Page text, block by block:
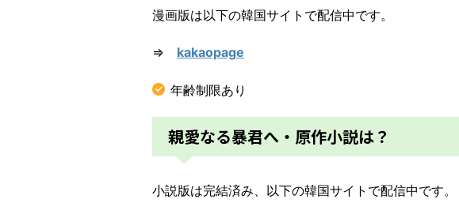
漫画版は以下の韓国サイトで配信中です。
⇒ kakaopage
年齢制限あり
親愛なる暴君へ・原作小説は？
小説版は完結済み、以下の韓国サイトで配信中です。